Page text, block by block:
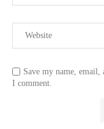
Save my name,
I comment.